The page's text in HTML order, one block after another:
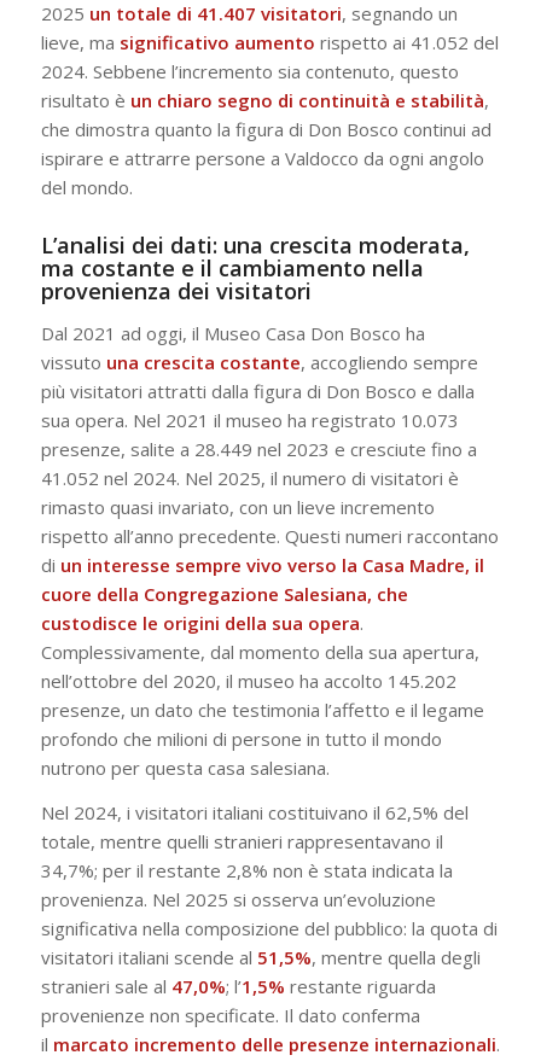
2025 un totale di 41.407 visitatori, segnando un
lieve, ma significativo aumento rispetto ai 41.052 del
2024. Sebbene l’incremento sia contenuto, questo
risultato è un chiaro segno di continuità e stabilità,
che dimostra quanto la figura di Don Bosco continui ad
ispirare e attrarre persone a Valdocco da ogni angolo
del mondo.
L’analisi dei dati: una crescita moderata,
ma costante e il cambiamento nella
provenienza dei visitatori
Dal 2021 ad oggi, il Museo Casa Don Bosco ha
vissuto una crescita costante, accogliendo sempre
più visitatori attratti dalla figura di Don Bosco e dalla
sua opera. Nel 2021 il museo ha registrato 10.073
presenze, salite a 28.449 nel 2023 e cresciute fino a
41.052 nel 2024. Nel 2025, il numero di visitatori è
rimasto quasi invariato, con un lieve incremento
rispetto all’anno precedente. Questi numeri raccontano
di un interesse sempre vivo verso la Casa Madre, il
cuore della Congregazione Salesiana, che
custodisce le origini della sua opera.
Complessivamente, dal momento della sua apertura,
nell’ottobre del 2020, il museo ha accolto 145.202
presenze, un dato che testimonia l’affetto e il legame
profondo che milioni di persone in tutto il mondo
nutrono per questa casa salesiana.
Nel 2024, i visitatori italiani costituivano il 62,5% del
totale, mentre quelli stranieri rappresentavano il
34,7%; per il restante 2,8% non è stata indicata la
provenienza. Nel 2025 si osserva un’evoluzione
significativa nella composizione del pubblico: la quota di
visitatori italiani scende al 51,5%, mentre quella degli
stranieri sale al 47,0%; l’1,5% restante riguarda
provenienze non specificate. Il dato conferma
il marcato incremento delle presenze internazionali.